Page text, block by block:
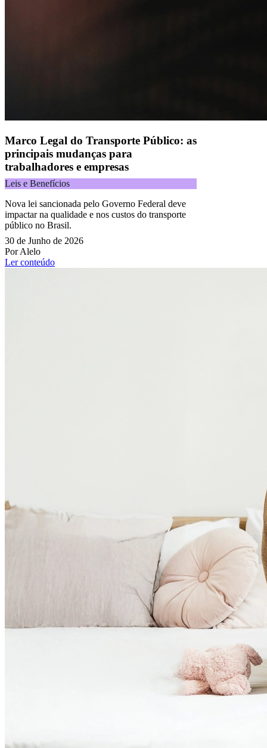
Marco Legal do Transporte Público: as
principais mudanças para
trabalhadores e empresas
Leis e Benefícios
Nova lei sancionada pelo Governo Federal deve
impactar na qualidade e nos custos do transporte
público no Brasil.
30 de Junho de 2026
Por Alelo
Ler conteúdo